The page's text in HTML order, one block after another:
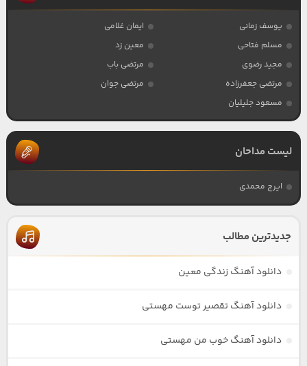
یوسف زمانی
ایمان غلامی
مسلم فتاحی
معین زد
مجید رضوی
مرتضی باب
مرتضی جعفرزاده
مرتضی جوان
مسعود جلیلیان
لیست مداحان
ایرج محمدی
جدیدترین مطالب
دانلود آهنگ زندگی معین
دانلود آهنگ تقصیر توست مهستی
دانلود آهنگ خوب من مهستی